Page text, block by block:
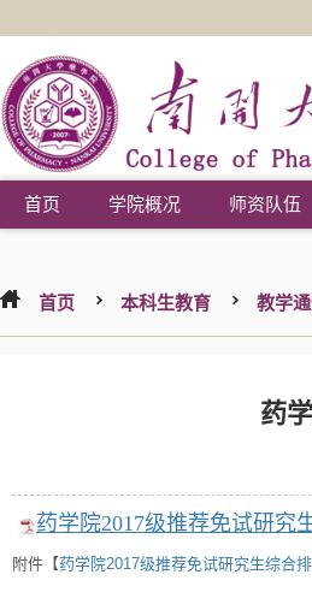
首页 学院概况 师资队伍
首页 本科生教育 教学
药
药学院2017级推荐免试研究
附件【药学院2017级推荐免试研究生综合